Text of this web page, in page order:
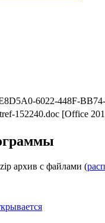
6022-448F-
152240.doc [Office
архив с файлами (